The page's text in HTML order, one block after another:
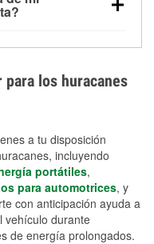
porque son
y más
el agua estancada y
son
los huracanes
a tu disposición
incluyendo
portátiles,
para automotrices, y
con anticipación ayuda a
vehículo durante
de energía prolongados.